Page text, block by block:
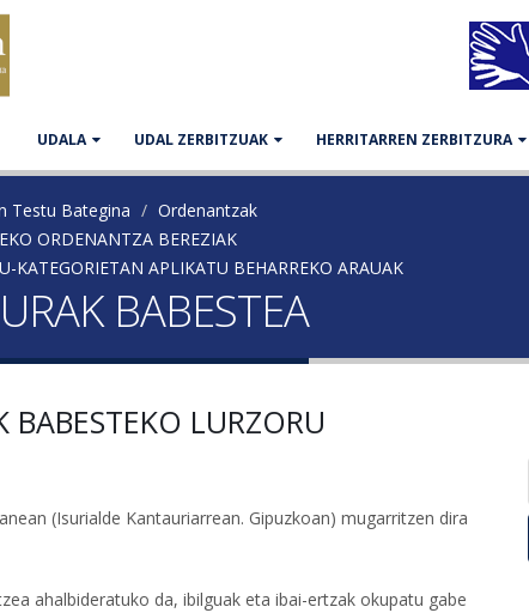
UDALA UDAL ZERBITZUAK HERRITARREN ZERBITZURA
Testu Bategina
Ordenantzak
ORDENANTZA BEREZIAK
APLIKATU BEHARREKO ARAUAK
BABESTEA
LURZORU
(Isurialde Kantauriarrean. Gipuzkoan) mugarritzen dira
ahalbideratuko da, ibilguak eta ibai-ertzak okupatu gabe